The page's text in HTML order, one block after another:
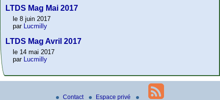
LTDS Mag Mai 2017
le 8 juin 2017
par Lucmilly
LTDS Mag Avril 2017
le 14 mai 2017
par Lucmilly
Contact Espace privé